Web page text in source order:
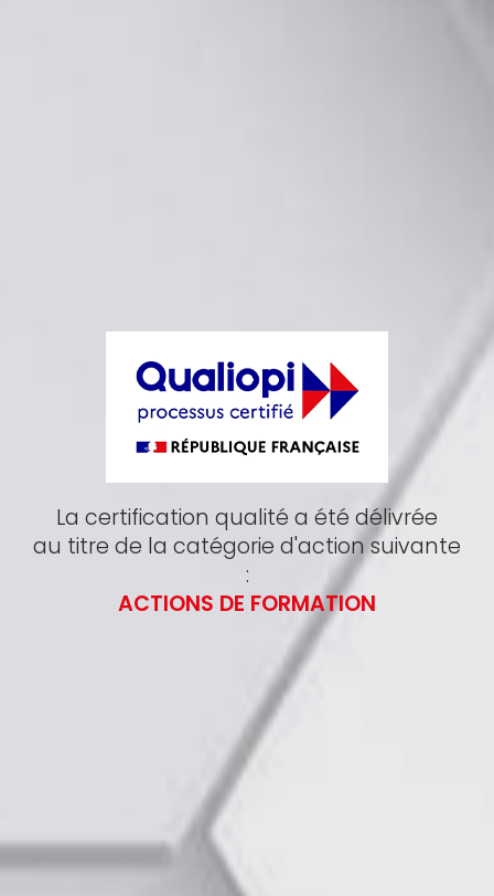
La certification qualité a été délivrée
au titre de la catégorie d'action suivante
:
ACTIONS DE FORMATION